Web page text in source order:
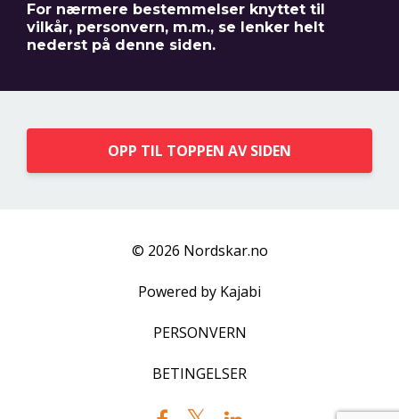
For nærmere bestemmelser knyttet til
vilkår, personvern, m.m., se lenker helt
nederst på denne siden.
OPP TIL TOPPEN AV SIDEN
© 2026 Nordskar.no
Powered by Kajabi
PERSONVERN
BETINGELSER